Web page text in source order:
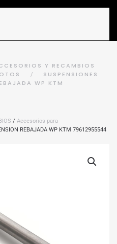
Y RECAMBIOS
SUSPENSIONES
WP KTM
/ Accesorios para
REBAJADA WP KTM 79612955544